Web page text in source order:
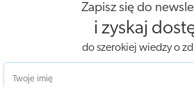
Zapisz się do
i zyskaj
do szerokiej wiedzy o